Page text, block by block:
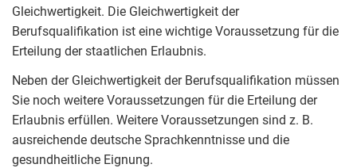
Gleichwertigkeit. Die Gleichwertigkeit der
Berufsqualifikation ist eine wichtige Voraussetzung für die
Erteilung der staatlichen Erlaubnis.
Neben der Gleichwertigkeit der Berufsqualifikation müssen
Sie noch weitere Voraussetzungen für die Erteilung der
Erlaubnis erfüllen. Weitere Voraussetzungen sind z. B.
ausreichende deutsche Sprachkenntnisse und die
gesundheitliche Eignung.